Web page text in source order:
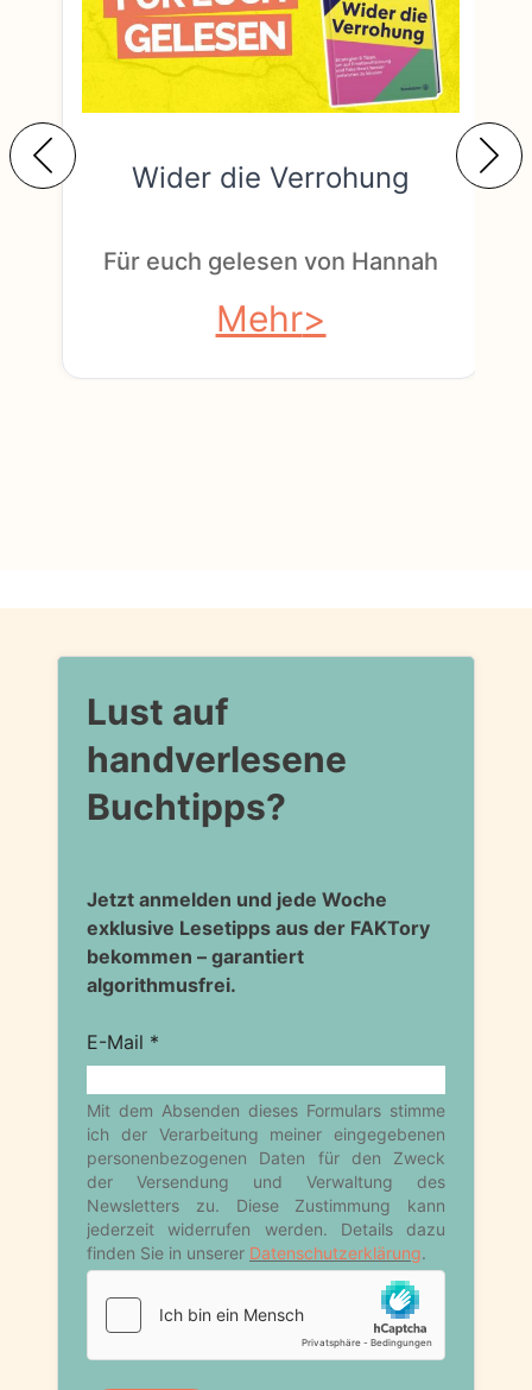
Wider die Verrohung
Für euch gelesen von Hannah
Mehr
Lust auf
handverlesene
Buchtipps?